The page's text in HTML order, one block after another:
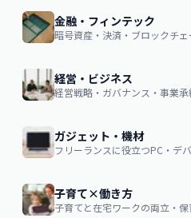
金融・フィンテック
暗号資産・決済・ブロックチ
経営・ビジネス
経営戦略・ガバナンス・事業
ガジェット・機材
フリーランスに役立つPC・デ
子育て×働き方
子育てと在宅ワークの両立・